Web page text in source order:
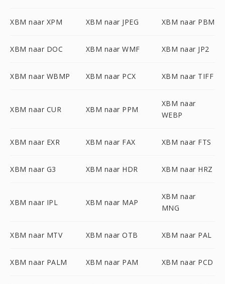
XBM naar XPM XBM naar JPEG XBM naar PBM
XBM naar DOC XBM naar WMF XBM naar JP2
XBM naar WBMP XBM naar PCX XBM naar TIFF
XBM naar CUR XBM naar PPM
XBM naar
WEBP
XBM naar EXR XBM naar FAX XBM naar FTS
XBM naar G3 XBM naar HDR XBM naar HRZ
XBM naar IPL XBM naar MAP
XBM naar
MNG
XBM naar MTV XBM naar OTB XBM naar PAL
XBM naar PALM XBM naar PAM XBM naar PCD